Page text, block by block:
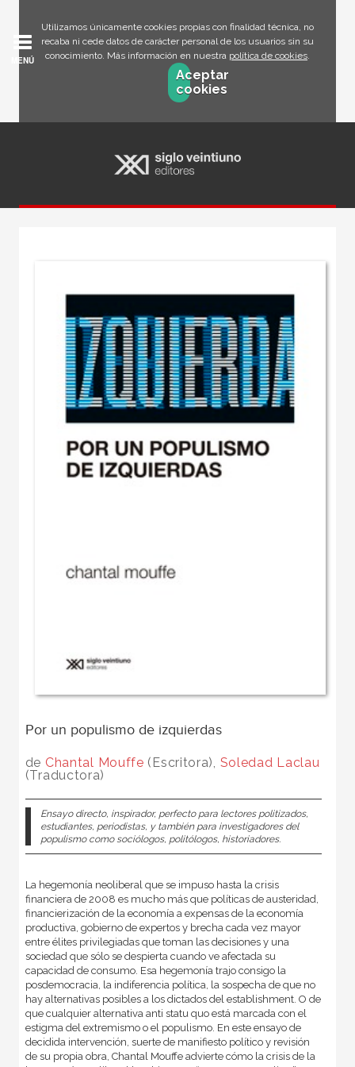
Utilizamos únicamente cookies propias con finalidad técnica, no
recaba ni cede datos de carácter personal de los usuarios sin su
conocimiento. Más información en nuestra política de cookies.
Aceptar
cookies
MENÚ
Por un populismo de izquierdas
de Chantal Mouffe (Escritora), Soledad Laclau
(Traductora)
Ensayo directo, inspirador, perfecto para lectores politizados,
estudiantes, periodistas, y también para investigadores del
populismo como sociólogos, politólogos, historiadores.
La hegemonía neoliberal que se impuso hasta la crisis
financiera de 2008 es mucho más que políticas de austeridad,
financierización de la economía a expensas de la economía
productiva, gobierno de expertos y brecha cada vez mayor
entre élites privilegiadas que toman las decisiones y una
sociedad que sólo se despierta cuando ve afectada su
capacidad de consumo. Esa hegemonía trajo consigo la
posdemocracia, la indiferencia política, la sospecha de que no
hay alternativas posibles a los dictados del establishment. O de
que cualquier alternativa anti statu quo está marcada con el
estigma del extremismo o el populismo. En este ensayo de
decidida intervención, suerte de manifiesto político y revisión
de su propia obra, Chantal Mouffe advierte cómo la crisis de la